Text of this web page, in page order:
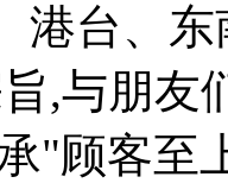
港台、
,与朋友
"顾客至